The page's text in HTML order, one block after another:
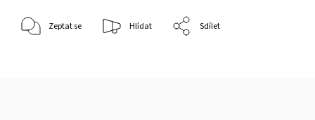
Zeptat se Hlídat Sdílet